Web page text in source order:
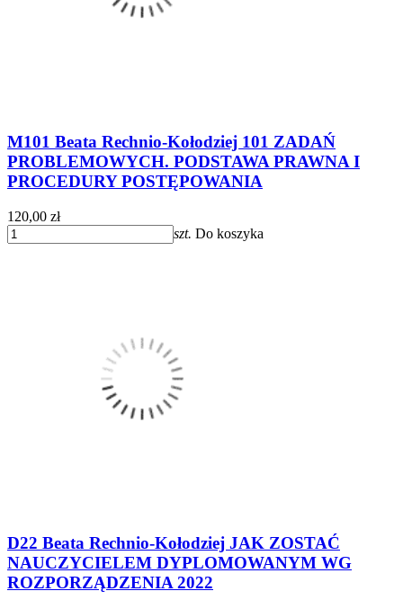
M101 Beata Rechnio-Kołodziej 101 ZADAŃ
PROBLEMOWYCH. PODSTAWA PRAWNA I
PROCEDURY POSTĘPOWANIA
120,00 zł
szt. Do koszyka
D22 Beata Rechnio-Kołodziej JAK ZOSTAĆ
NAUCZYCIELEM DYPLOMOWANYM WG
ROZPORZĄDZENIA 2022